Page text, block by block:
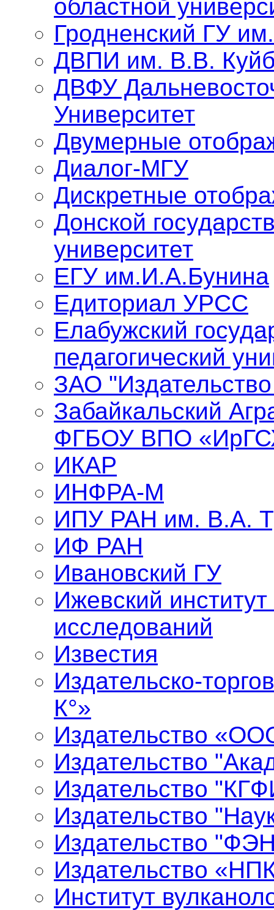
областной
Гродненский ГУ
ДВПИ им. В.В.
ДВФУ
Университет
Двумерные
Диалог-МГУ
Дискретные
Донской
университет
ЕГУ им.И.А.Бунина
Едиториал УРСС
Елабужский
педагогический
ЗАО
Забайкальский
ФГБОУ ВПО
ИКАР
ИНФРА-М
ИПУ РАН им. В.А.
ИФ РАН
Ивановский ГУ
Ижевский
исследований
Известия
Издательско-
К°»
Издательство
Издательство
Издательство
Издательство
Издательство
Издательство
Институт